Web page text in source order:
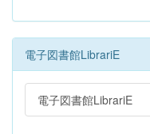
電子図書館LibrariE
電子図書館LibrariE